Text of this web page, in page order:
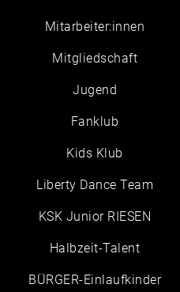
Mitarbeiter:innen
Mitgliedschaft
Jugend
Fanklub
Kids Klub
Liberty Dance Team
KSK Junior RIESEN
Halbzeit-Talent
BÜRGER-Einlaufkinder